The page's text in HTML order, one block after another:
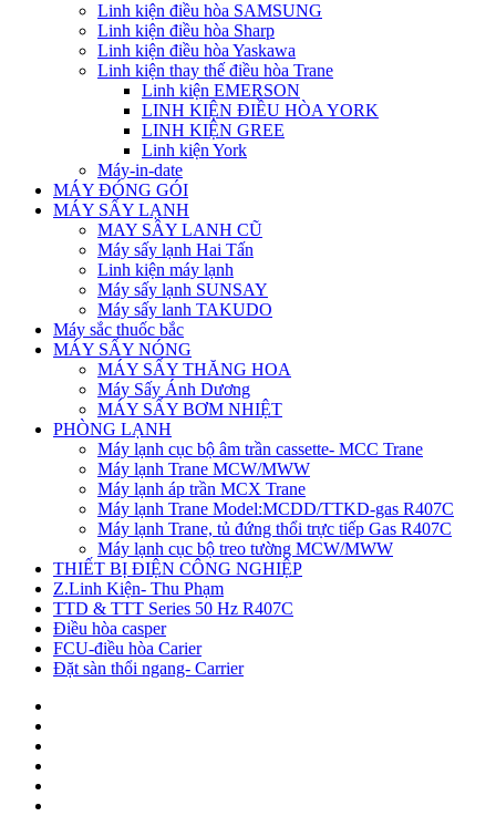
Linh kiện điều hòa SAMSUNG
Linh kiện điều hòa Sharp
Linh kiện điều hòa Yaskawa
Linh kiện thay thế điều hòa Trane
Linh kiện EMERSON
LINH KIỆN ĐIỀU HÒA YORK
LINH KIỆN GREE
Linh kiện York
Máy-in-date
MÁY ĐÓNG GÓI
MÁY SẤY LẠNH
MAY SÂY LANH CŨ
Máy sấy lạnh Hai Tấn
Linh kiện máy lạnh
Máy sấy lạnh SUNSAY
Máy sấy lanh TAKUDO
Máy sắc thuốc bắc
MÁY SẤY NÓNG
MÁY SẤY THĂNG HOA
Máy Sấy Ánh Dương
MÁY SẤY BƠM NHIỆT
PHÒNG LẠNH
Máy lạnh cục bộ âm trần cassette- MCC Trane
Máy lạnh Trane MCW/MWW
Máy lạnh áp trần MCX Trane
Máy lạnh Trane Model:MCDD/TTKD-gas R407C
Máy lạnh Trane, tủ đứng thổi trực tiếp Gas R407C
Máy lạnh cục bộ treo tường MCW/MWW
THIẾT BỊ ĐIỆN CÔNG NGHIỆP
Z.Linh Kiện- Thu Phạm
TTD & TTT Series 50 Hz R407C
Điều hòa casper
FCU-điều hòa Carier
Đặt sàn thổi ngang- Carrier